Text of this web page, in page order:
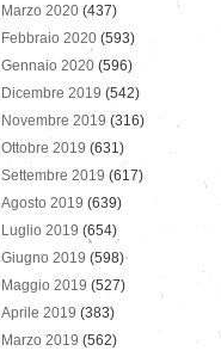
Marzo 2020 (437)
Febbraio 2020 (593)
Gennaio 2020 (596)
Dicembre 2019 (542)
Novembre 2019 (316)
Ottobre 2019 (631)
Settembre 2019 (617)
Agosto 2019 (639)
Luglio 2019 (654)
Giugno 2019 (598)
Maggio 2019 (527)
Aprile 2019 (383)
Marzo 2019 (562)